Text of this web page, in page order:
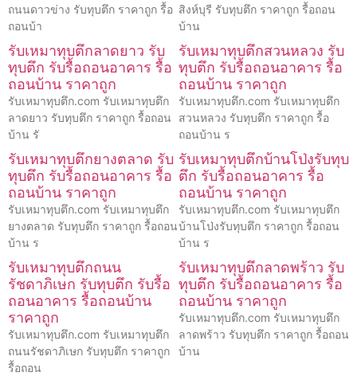
ถนนดาวข่าง รับทุบตึก ราคาถูก รื้อ
ถอนบ้า
สิงห์บุรี รับทุบตึก ราคาถูก รื้อถอน
บ้าน
รับเหมาทุบตึกลาดยาว รับ
ทุบตึก รับรื้อถอนอาคาร รื้อ
ถอนบ้าน ราคาถูก
รับเหมาทุบตึก.com รับเหมาทุบตึก
ลาดยาว รับทุบตึก ราคาถูก รื้อถอน
บ้าน รั
รับเหมาทุบตึกสวนหลวง รับ
ทุบตึก รับรื้อถอนอาคาร รื้อ
ถอนบ้าน ราคาถูก
รับเหมาทุบตึก.com รับเหมาทุบตึก
สวนหลวง รับทุบตึก ราคาถูก รื้อ
ถอนบ้าน ร
รับเหมาทุบตึกยางตลาด รับ
ทุบตึก รับรื้อถอนอาคาร รื้อ
ถอนบ้าน ราคาถูก
รับเหมาทุบตึก.com รับเหมาทุบตึก
ยางตลาด รับทุบตึก ราคาถูก รื้อถอน
บ้าน ร
รับเหมาทุบตึกบ้านโป่งรับทุบ
ตึก รับรื้อถอนอาคาร รื้อ
ถอนบ้าน ราคาถูก
รับเหมาทุบตึก.com รับเหมาทุบตึก
บ้านโป่งรับทุบตึก ราคาถูก รื้อถอน
บ้าน ร
รับเหมาทุบตึกถนน
รัชดาภิเษก รับทุบตึก รับรื้อ
ถอนอาคาร รื้อถอนบ้าน
ราคาถูก
รับเหมาทุบตึก.com รับเหมาทุบตึก
ถนนรัชดาภิเษก รับทุบตึก ราคาถูก
รื้อถอน
รับเหมาทุบตึกลาดพร้าว รับ
ทุบตึก รับรื้อถอนอาคาร รื้อ
ถอนบ้าน ราคาถูก
รับเหมาทุบตึก.com รับเหมาทุบตึก
ลาดพร้าว รับทุบตึก ราคาถูก รื้อถอน
บ้าน